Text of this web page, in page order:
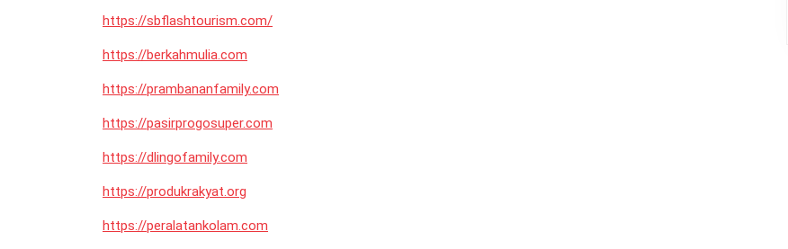
https://sbflashtourism.com/
https://berkahmulia.com
https://prambananfamily.com
https://pasirprogosuper.com
https://dlingofamily.com
https://produkrakyat.org
https://peralatankolam.com